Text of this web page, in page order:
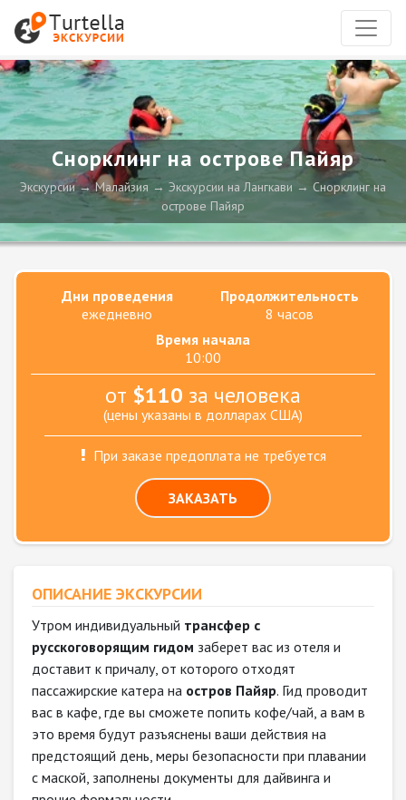
Снорклинг на острове Пайяр
Экскурсии Малайзия Экскурсии на Лангкави
Снорклинг на
острове Пайяр
Дни проведения
ежедневно
Продолжительность
8 часов
Время начала
10:00
от $110 за человека
(цены указаны в долларах США)
При заказе предоплата не требуется
ЗАКАЗАТЬ
ОПИСАНИЕ ЭКСКУРСИИ
Утром индивидуальный трансфер с
русскоговорящим гидом заберет вас из отеля и
доставит к причалу, от которого отходят
пассажирские катера на остров Пайяр. Гид проводит
вас в кафе, где вы сможете попить кофе/чай, а вам в
это время будут разъяснены ваши действия на
предстоящий день, меры безопасности при плавании
с маской, заполнены документы для дайвинга и